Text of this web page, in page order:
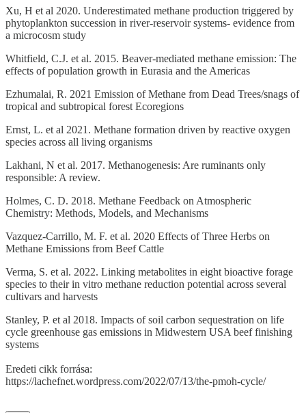
Xu, H et al 2020. Underestimated methane production triggered by
phytoplankton succession in river-reservoir systems- evidence from
a microcosm study
Whitfield, C.J. et al. 2015. Beaver-mediated methane emission: The
effects of population growth in Eurasia and the Americas
Ezhumalai, R. 2021 Emission of Methane from Dead Trees/snags of
tropical and subtropical forest Ecoregions
Ernst, L. et al 2021. Methane formation driven by reactive oxygen
species across all living organisms
Lakhani, N et al. 2017. Methanogenesis: Are ruminants only
responsible: A review.
Holmes, C. D. 2018. Methane Feedback on Atmospheric
Chemistry: Methods, Models, and Mechanisms
Vazquez-Carrillo, M. F. et al. 2020 Effects of Three Herbs on
Methane Emissions from Beef Cattle
Verma, S. et al. 2022. Linking metabolites in eight bioactive forage
species to their in vitro methane reduction potential across several
cultivars and harvests
Stanley, P. et al 2018. Impacts of soil carbon sequestration on life
cycle greenhouse gas emissions in Midwestern USA beef finishing
systems
Eredeti cikk forrása:
https://lachefnet.wordpress.com/2022/07/13/the-pmoh-cycle/